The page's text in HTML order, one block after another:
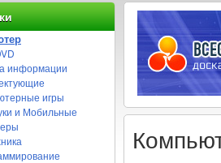
информации
игры
и Мобильные